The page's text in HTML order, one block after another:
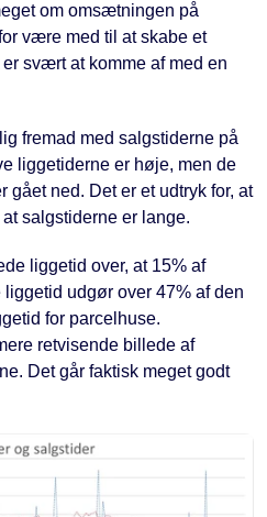
om omsætningen på
være med til at skabe et
svært at komme af med en
fremad med salgstiderne på
liggetiderne er høje, men de
gået ned. Det er et udtryk for, at
salgstiderne er lange.
liggetid over, at 15% af
udgør over 47% af den
for parcelhuse.
retvisende billede af
Det går faktisk meget godt